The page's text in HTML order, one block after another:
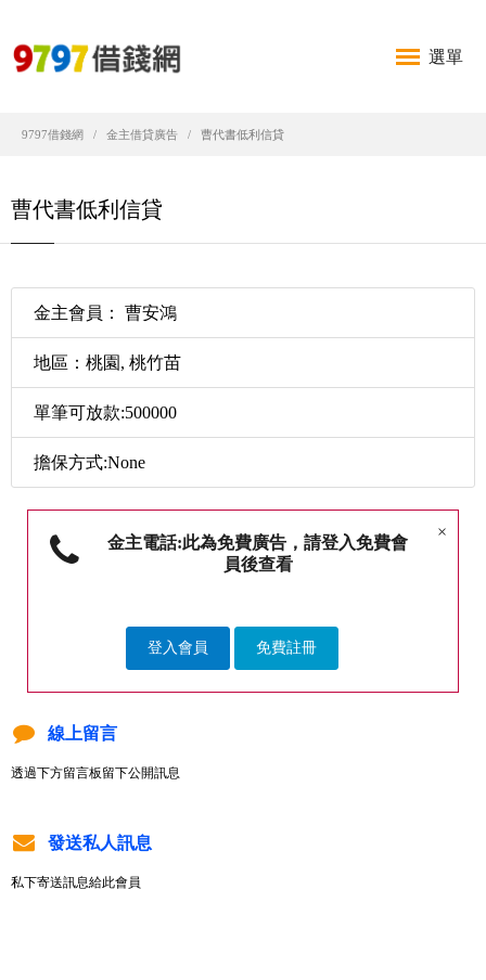
選單
9797借錢網 金主借貸廣告 曹代書低利信貸
曹代書低利信貸
金主會員： 曹安鴻
地區：桃園, 桃竹苗
單筆可放款:500000
擔保方式:None
×
金主電話:此為免費廣告，請登入免費會
員後查看
登入會員 免費註冊
線上留言
透過下方留言板留下公開訊息
發送私人訊息
私下寄送訊息給此會員